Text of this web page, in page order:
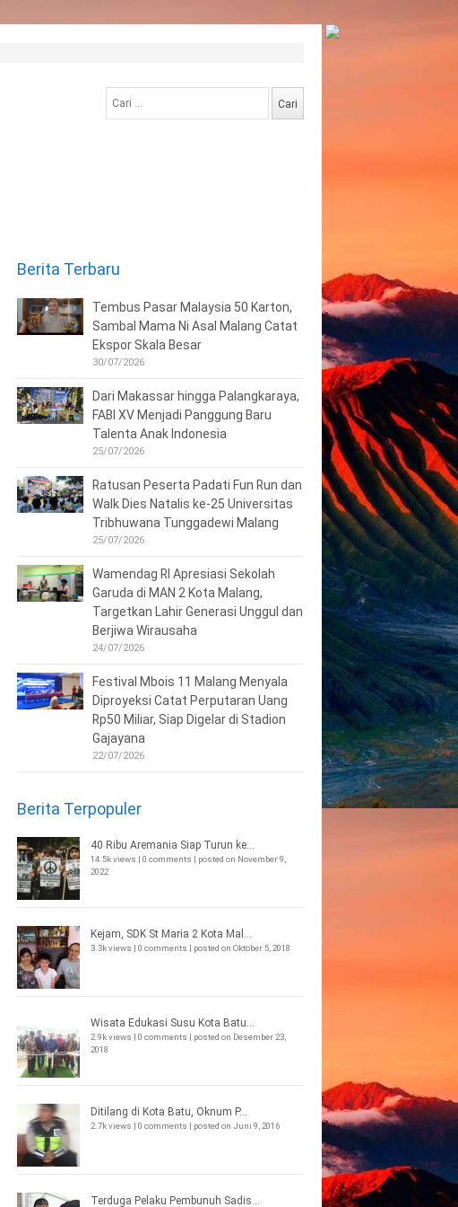
untuk:
Berita Terbaru
Tembus Pasar Malaysia 50 Karton,
Sambal Mama Ni Asal Malang Catat
Ekspor Skala Besar
30/07/2026
Dari Makassar hingga Palangkaraya,
FABI XV Menjadi Panggung Baru
Talenta Anak Indonesia
25/07/2026
Ratusan Peserta Padati Fun Run dan
Walk Dies Natalis ke-25 Universitas
Tribhuwana Tunggadewi Malang
25/07/2026
Wamendag RI Apresiasi Sekolah
Garuda di MAN 2 Kota Malang,
Targetkan Lahir Generasi Unggul dan
Berjiwa Wirausaha
24/07/2026
Festival Mbois 11 Malang Menyala
Diproyeksi Catat Perputaran Uang
Rp50 Miliar, Siap Digelar di Stadion
Gajayana
22/07/2026
Berita Terpopuler
40 Ribu Aremania Siap Turun ke...
14.5k views | 0 comments | posted on November 9,
2022
Kejam, SDK St Maria 2 Kota Mal...
3.3k views | 0 comments | posted on Oktober 5, 2018
Wisata Edukasi Susu Kota Batu...
2.9k views | 0 comments | posted on Desember 23,
2018
Ditilang di Kota Batu, Oknum P...
2.7k views | 0 comments | posted on Juni 9, 2016
Terduga Pelaku Pembunuh Sadis...